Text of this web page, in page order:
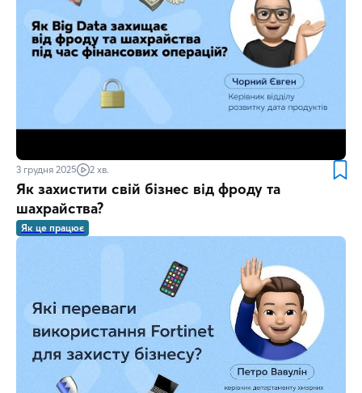
3 грудня 2025 2 хв.
Як захистити свій бізнес від фроду та
шахрайства?
Як це працює